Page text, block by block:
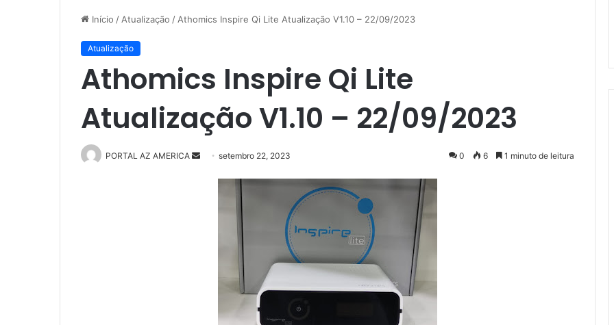
Início / Atualização / Athomics Inspire Qi Lite Atualização V1.10 – 22/09/2023
Atualização
Athomics Inspire Qi Lite
Atualização V1.10 – 22/09/2023
PORTAL AZ AMERICA setembro 22, 2023 0 6 1 minuto de leitura